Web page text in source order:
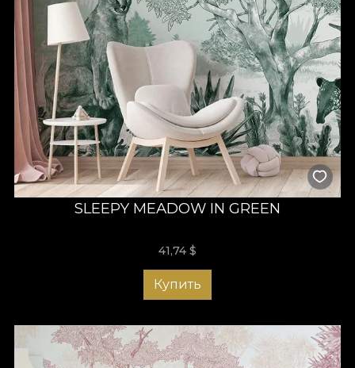
SLEEPY MEADOW IN GREEN
41,74 $
Купить